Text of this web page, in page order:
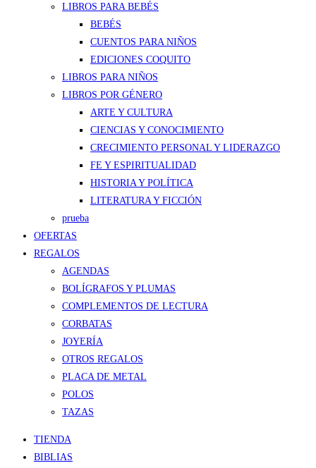
LIBROS PARA BEBÉS
BEBÉS
CUENTOS PARA NIÑOS
EDICIONES COQUITO
LIBROS PARA NIÑOS
LIBROS POR GÉNERO
ARTE Y CULTURA
CIENCIAS Y CONOCIMIENTO
CRECIMIENTO PERSONAL Y LIDERAZGO
FE Y ESPIRITUALIDAD
HISTORIA Y POLÍTICA
LITERATURA Y FICCIÓN
prueba
OFERTAS
REGALOS
AGENDAS
BOLÍGRAFOS Y PLUMAS
COMPLEMENTOS DE LECTURA
CORBATAS
JOYERÍA
OTROS REGALOS
PLACA DE METAL
POLOS
TAZAS
TIENDA
BIBLIAS